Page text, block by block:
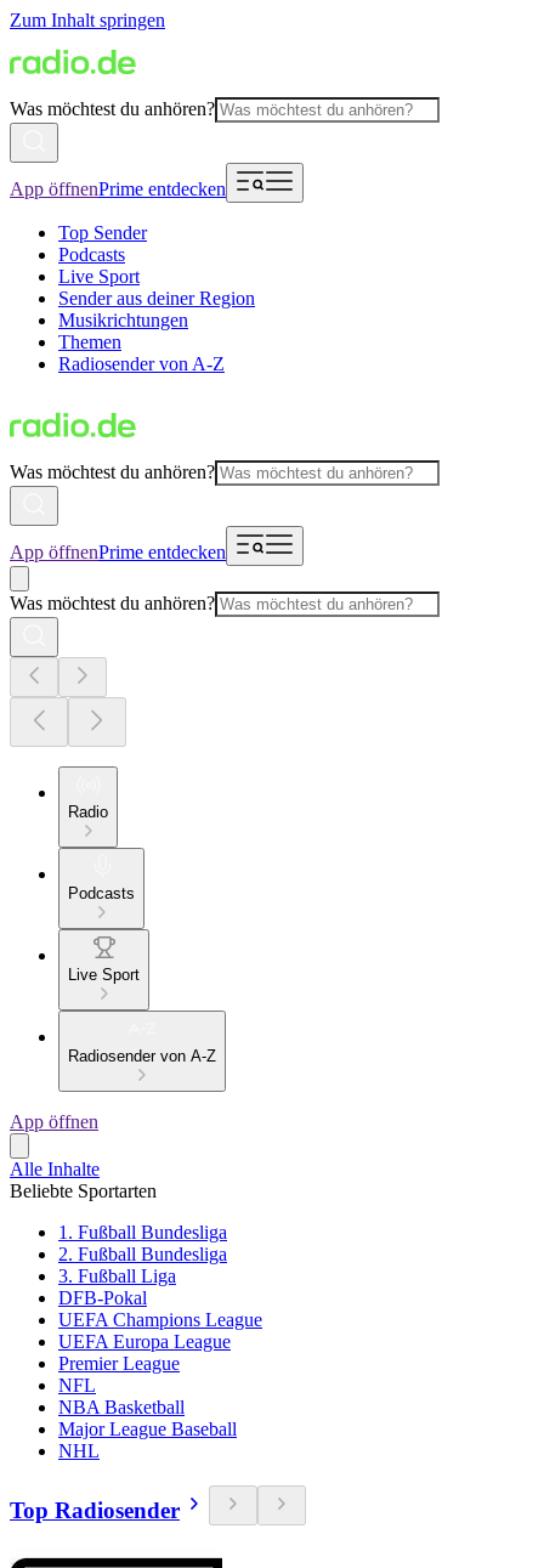
Zum Inhalt springen
Was möchtest du anhören?
App öffnenPrime entdecken
Top Sender
Podcasts
Live Sport
Sender aus deiner Region
Musikrichtungen
Themen
Radiosender von A-Z
Was möchtest du anhören?
App öffnenPrime entdecken
Was möchtest du anhören?
Radio
Podcasts
Live Sport
Radiosender von A-Z
App öffnen
Alle Inhalte
Beliebte Sportarten
1. Fußball Bundesliga
2. Fußball Bundesliga
3. Fußball Liga
DFB-Pokal
UEFA Champions League
UEFA Europa League
Premier League
NFL
NBA Basketball
Major League Baseball
NHL
Top Radiosender